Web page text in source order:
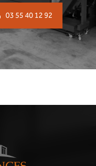
03 55 40 12 92